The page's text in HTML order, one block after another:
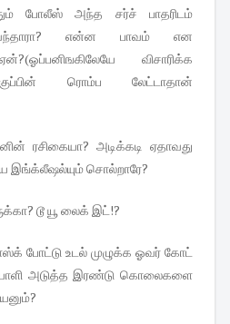
போலீஸ் அந்த சர்ச் பாதரிடம்
வந்தாரா? என்ன பாவம் என
விசாரிக்க
ரொம்ப லேட்டாதான்
ரசிகையா? அடிக்கடி ஏதாவது
இங்க்லீஷல்யும் சொல்றாரே?
டூ யூ லைக் இட்!?
போட்டு உடல் முழுக்க ஓவர் கோட்
அடுத்த இரண்டு கொலைகளை